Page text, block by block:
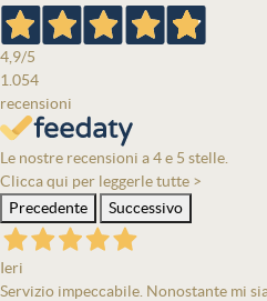
4,9/5
1.054
recensioni
Le nostre recensioni a 4 e 5 stelle.
Clicca qui per leggerle tutte >
Precedente
Successivo
Ieri
Servizio impeccabile. Nonostante mi